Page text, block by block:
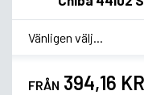
* Smakvariant
FRÅN 394,16 KR